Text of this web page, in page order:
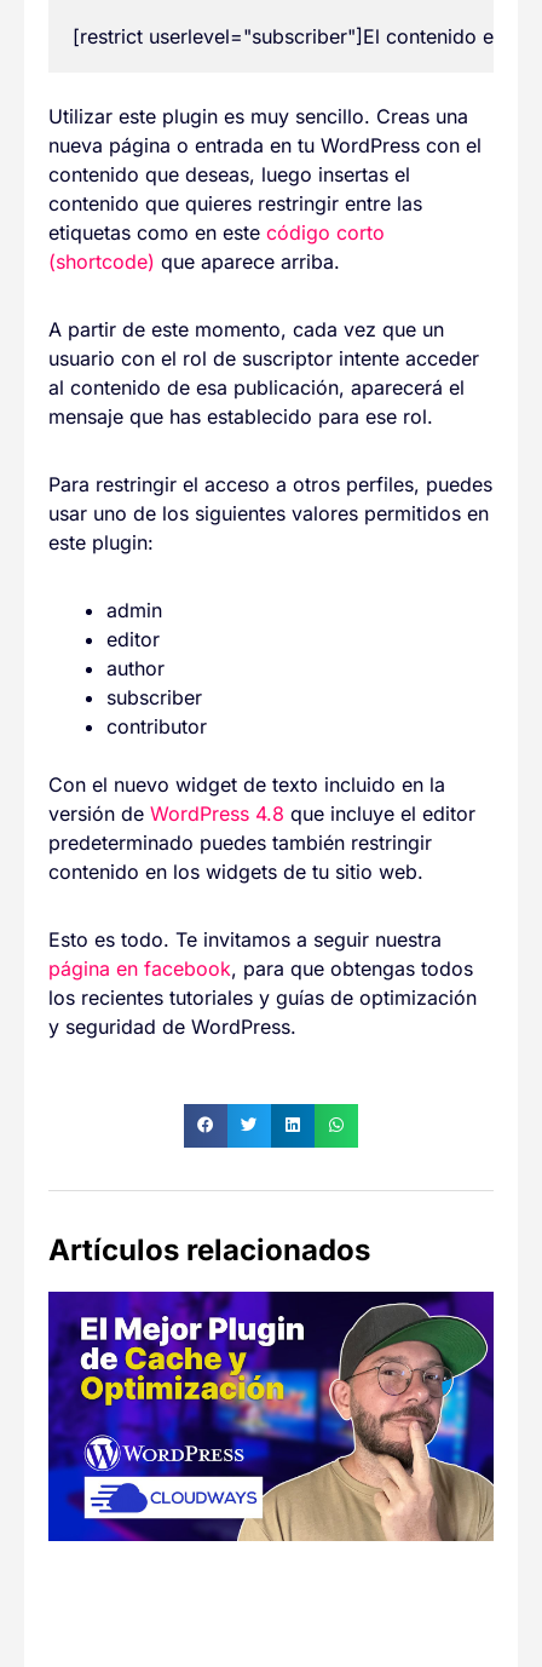
[restrict userlevel="subscriber"]El contenido
Utilizar este plugin es muy sencillo. Creas una
nueva página o entrada en tu WordPress con el
contenido que deseas, luego insertas el
contenido que quieres restringir entre las
etiquetas como en estecódigo corto
(shortcode) que aparece arriba.
A partir de este momento, cada vez que un
usuario con el rol de suscriptor intente acceder
al contenido de esa publicación, aparecerá el
mensaje que has establecido para ese rol.
Para restringir el acceso a otros perfiles, puedes
usar uno de los siguientes valores permitidos en
este plugin:
admin
editor
author
subscriber
contributor
Con el nuevo widget de texto incluido en la
versión deWordPress 4.8 que incluye el editor
predeterminado puedes también restringir
contenido en los widgets de tu sitio web.
Esto es todo. Te invitamos a seguir nuestra
página en facebook, para que obtengas todos
los recientes tutoriales y guías de optimización
y seguridad de WordPress.
Artículos relacionados